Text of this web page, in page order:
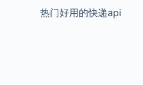
热门好用的快递api